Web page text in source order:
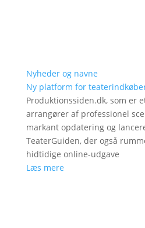
Nyheder og navne
Ny platform for
Produktionssiden.dk, som er
arrangører af professionel
markant opdatering og
TeaterGuiden, der også
hidtidige online-udgave
Læs mere